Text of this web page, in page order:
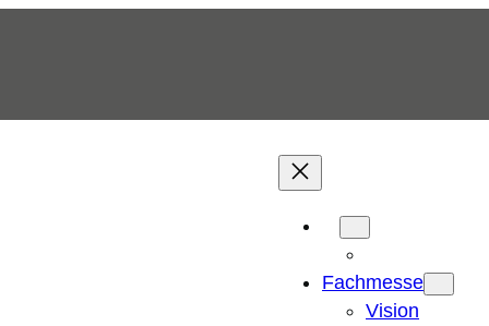
Fachmesse
Vision